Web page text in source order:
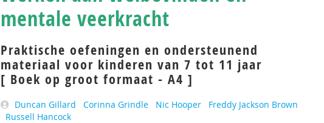
mentale veerkracht
Praktische oefeningen en ondersteunend
materiaal voor kinderen van 7 tot 11 jaar
[ Boek op groot formaat - A4 ]
Duncan Gillard Corinna Grindle Nic Hooper
Freddy Jackson Brown
Russell Hancock